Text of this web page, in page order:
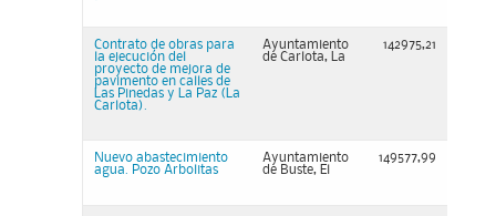
Contrato de obras para
la ejecución del
proyecto de mejora de
pavimento en calles de
Las Pinedas y La Paz (La
Carlota).
Ayuntamiento
de Carlota, La
142975,21
Nuevo abastecimiento
agua. Pozo Arbolitas
Ayuntamiento
de Buste, El
149577,99